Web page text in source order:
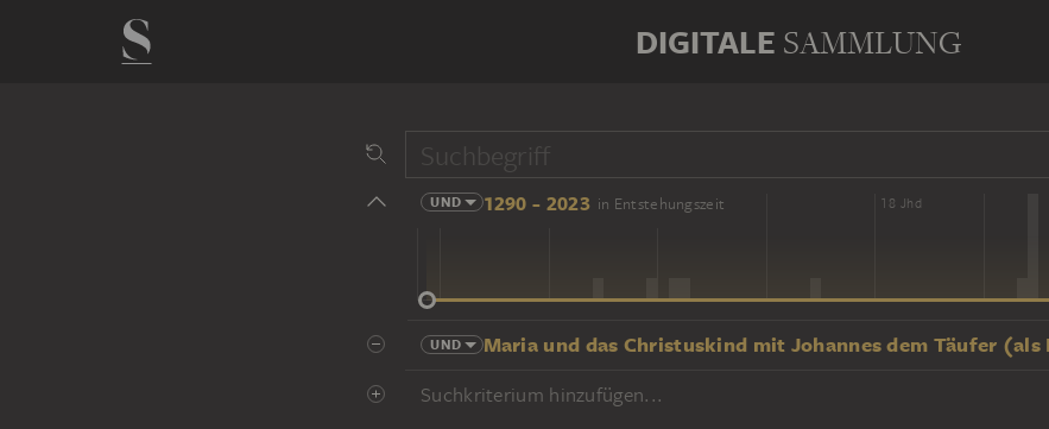
DIGITALE SAMMLUNG
UND 1290 - 2023 in Entstehungszeit
14 Jhd 16 Jhd 18 Jhd
UND Maria und das Christuskind mit Johannes dem Täufer (als
Suchkriterium hinzufügen...